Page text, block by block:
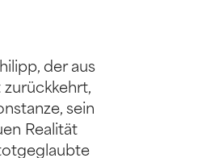
der aus
sein
Realität